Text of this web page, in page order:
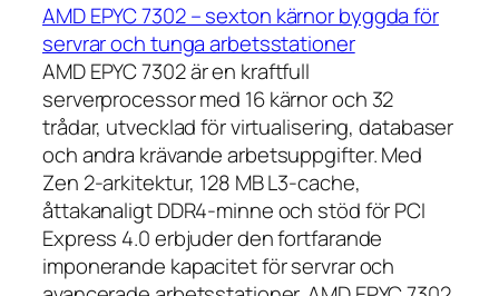
AMD EPYC 7302 – sexton kärnor byggda för
servrar och tunga arbetsstationer
AMD EPYC 7302 är en kraftfull
serverprocessor med 16 kärnor och 32
trådar, utvecklad för virtualisering, databaser
och andra krävande arbetsuppgifter. Med
Zen 2-arkitektur, 128 MB L3-cache,
åttakanaligt DDR4-minne och stöd för PCI
Express 4.0 erbjuder den fortfarande
imponerande kapacitet för servrar och